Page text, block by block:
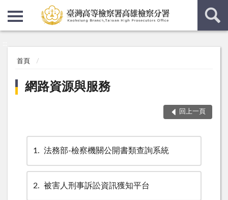
首頁
網路資源與服務
回上一頁
1 法務部-檢察機關公開書類查詢系統
2 被害人刑事訴訟資訊獲知平台